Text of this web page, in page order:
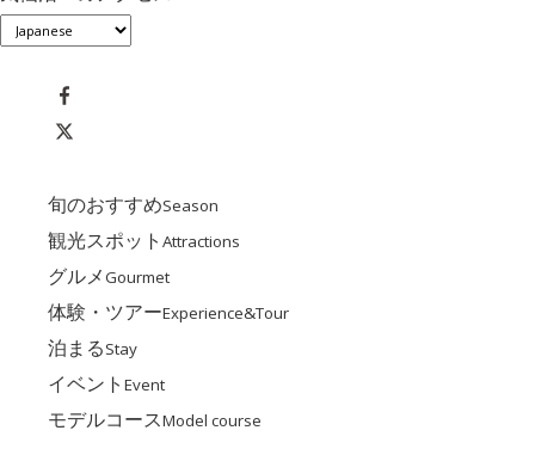
旬のおすすめSeason
観光スポット Attractions
グルメGourmet
体験・ツアーExperience&Tour
泊まるStay
イベント Event
モデルコースModel course